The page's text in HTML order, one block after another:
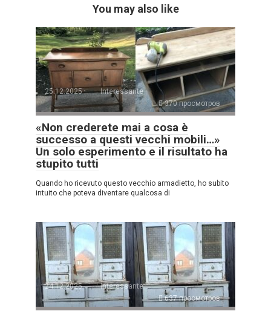
You may also like
25.12.2025
Interessante
370 просмотров
«Non crederete mai a cosa è
successo a questi vecchi mobili…»
Un solo esperimento e il risultato ha
stupito tutti
Quando ho ricevuto questo vecchio armadietto, ho subito
intuito che poteva diventare qualcosa di
24.12.2025
Interessante
637 просмотров